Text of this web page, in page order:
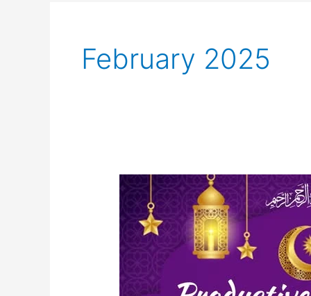
February 2025
“Productive
Ramadan”
শীর্ষক
বিশেষ
আলোচনা
অনুষ্ঠান